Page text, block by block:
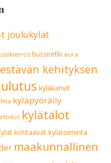
joulukylät
bussiretki eura
kehityksen
kyläkahvit
kyläpyöräily
kylätalot
kohtaavat kylätoiminta
maakunnallinen